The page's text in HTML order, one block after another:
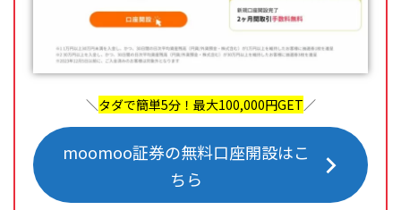
＼タダで簡単5分！最大100,000円GET／
moomoo証券の無料口座開設はこ
ちら